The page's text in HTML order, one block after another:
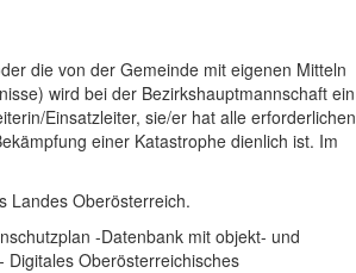
die von der Gemeinde mit eigenen Mitteln
wird bei der Bezirkshauptmannschaft ein
Einsatzleiter, sie/er hat alle erforderlichen
einer Katastrophe dienlich ist. Im
Landes Oberösterreich.
-Datenbank mit objekt- und
- Digitales Oberösterreichisches